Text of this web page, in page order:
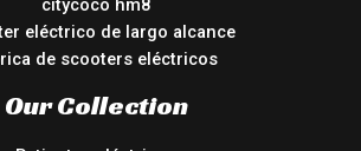
eléctrico de largo alcance
de scooters eléctricos
Our Collection